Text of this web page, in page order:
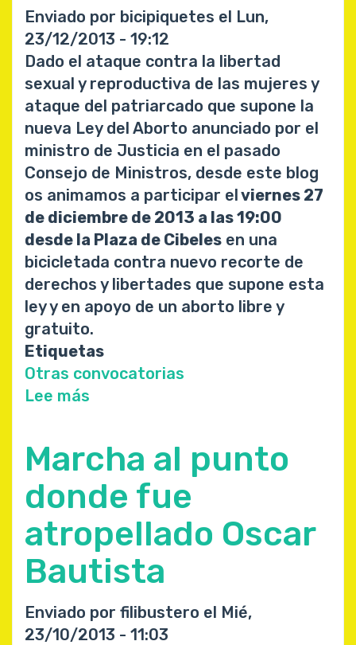
Enviado por bicipiquetes el Lun,
23/12/2013 - 19:12
Dado el ataque contra la libertad
sexual y reproductiva de las mujeres y
ataque del patriarcado que supone la
nueva Ley del Aborto anunciado por el
ministro de Justicia en el pasado
Consejo de Ministros, desde este blog
os animamos a participar elviernes 27
de diciembre de 2013 a las 19:00
desde la Plaza de Cibeles en una
bicicletada contra nuevo recorte de
derechos y libertades que supone esta
ley y en apoyo de un aborto libre y
gratuito.
Etiquetas
Otras convocatorias
Lee más
contra
de
la
nueva
Ley
del
Marcha al punto
donde fue
atropellado Oscar
Bautista
Enviado por filibustero el Mié,
23/10/2013 - 11:03